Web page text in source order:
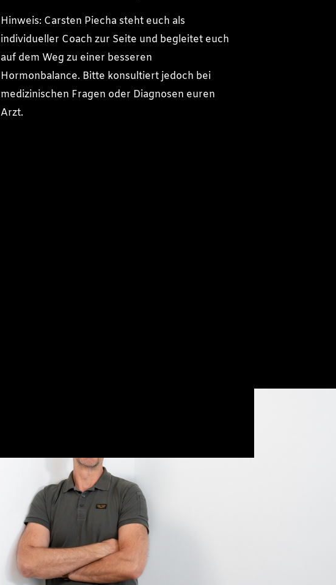
Hinweis: Carsten Piecha steht euch als
individueller Coach zur Seite und begleitet euch
auf dem Weg zu einer besseren
Hormonbalance. Bitte konsultiert jedoch bei
medizinischen Fragen oder Diagnosen euren
Arzt.